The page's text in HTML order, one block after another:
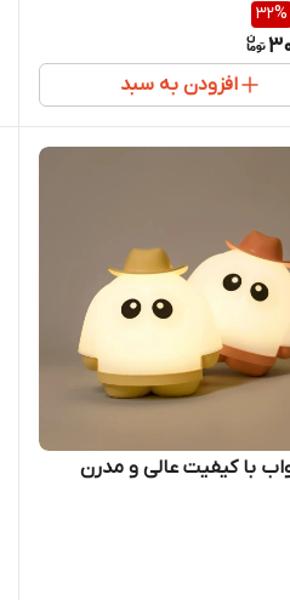
32%
افزودن به سبد
با کیفیت عالی و مدرن